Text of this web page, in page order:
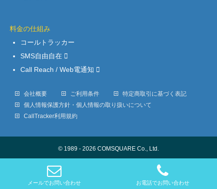
メールでお問い合わせ お電話でお問い合わせ
料金の仕組み
コールトラッカー
SMS自由自在
Call Reach / Web電通知
会社概要 ご利用条件
特定商取引に基づく表記
個人情報保護方針・個人情報の取り扱いについて
CallTracker利用規約
© 1989 - 2026 COMSQUARE Co., Ltd.